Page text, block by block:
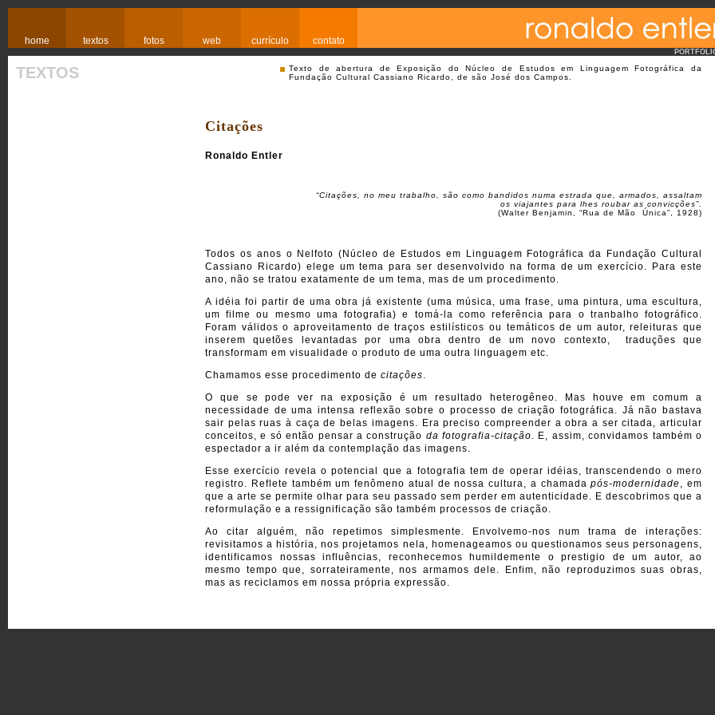
home textos fotos web currículo contato
TEXTOS
Texto de abertura de Exposição do Núcleo de Estudos em Linguagem Fotográfica da
Fundação Cultural Cassiano Ricardo, de são José dos Campos.
Citações
Ronaldo Entler
“Citações, no meu trabalho, são como bandidos numa estrada que, armados, assaltam
os viajantes para lhes roubar as convicções”.
(Walter Benjamin, “Rua de Mão Única”, 1928)
Todos os anos o Nelfoto (Núcleo de Estudos em Linguagem Fotográfica da Fundação Cultural
Cassiano Ricardo) elege um tema para ser desenvolvido na forma de um exercício. Para este
ano, não se tratou exatamente de um tema, mas de um procedimento.
A idéia foi partir de uma obra já existente (uma música, uma frase, uma pintura, uma escultura,
um filme ou mesmo uma fotografia) e tomá-la como referência para o tranbalho fotográfico.
Foram válidos o aproveitamento de traços estilísticos ou temáticos de um autor, releituras que
inserem quetões levantadas por uma obra dentro de um novo contexto, traduções que
transformam em visualidade o produto de uma outra linguagem etc.
Chamamos esse procedimento de citações.
O que se pode ver na exposição é um resultado heterogêneo. Mas houve em comum a
necessidade de uma intensa reflexão sobre o processo de criação fotográfica. Já não bastava
sair pelas ruas à caça de belas imagens. Era preciso compreender a obra a ser citada, articular
conceitos, e só então pensar a construção da fotografia-citação. E, assim, convidamos também o
espectador a ir além da contemplação das imagens.
Esse exercício revela o potencial que a fotografia tem de operar idéias, transcendendo o mero
registro. Reflete também um fenômeno atual de nossa cultura, a chamadapós-modernidade, em
que a arte se permite olhar para seu passado sem perder em autenticidade. E descobrimos que a
reformulação e a ressignificação são também processos de criação.
Ao citar alguém, não repetimos simplesmente. Envolvemo-nos num trama de interações:
revisitamos a história, nos projetamos nela, homenageamos ou questionamos seus personagens,
identificamos nossas influências, reconhecemos humildemente o prestigio de um autor, ao
mesmo tempo que, sorrateiramente, nos armamos dele. Enfim, não reproduzimos suas obras,
mas as reciclamos em nossa própria expressão.